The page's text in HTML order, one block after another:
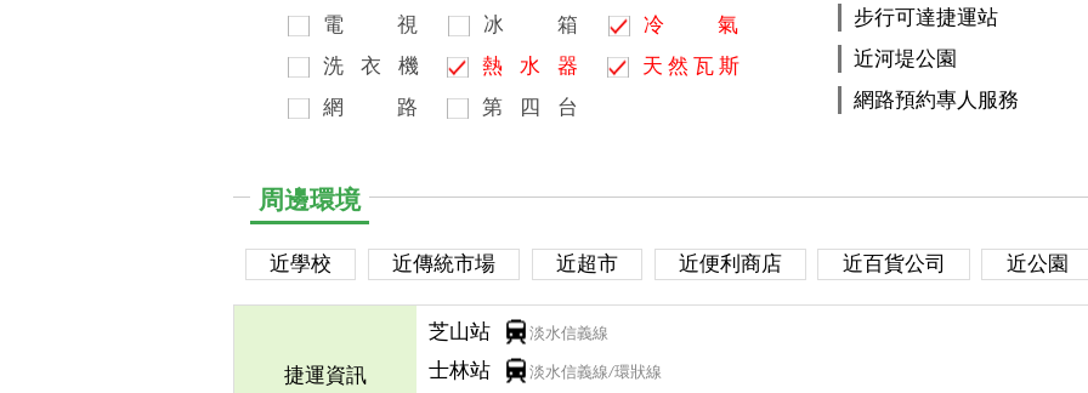
電
視
洗
衣
機
網
路
冰
箱
熱
水
器
第
四 台
冷
氣
天 然 瓦 斯
步行可達捷運站
近河堤公園
網路預約專人服務
周邊環境
近學校 近傳統市場 近超市 近便利商店 近百貨公司 近公園
捷運資訊
芝山站 淡水信義線
士林站 淡水信義線/環狀線